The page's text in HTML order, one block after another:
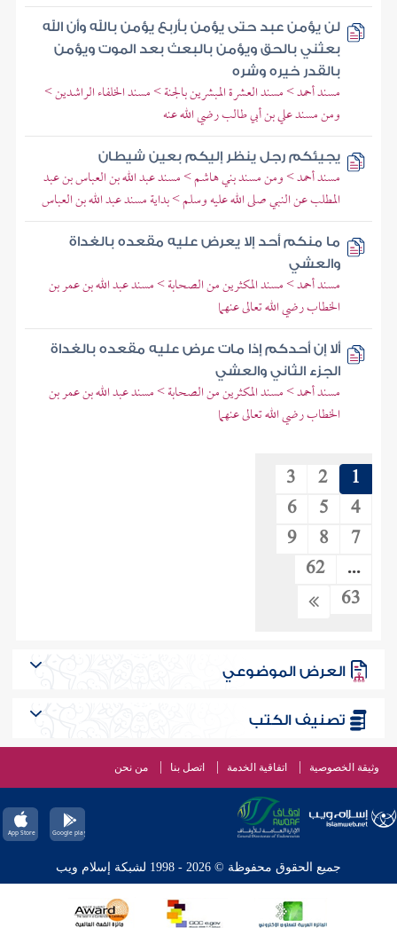
لن يؤمن عبد حتى يؤمن بأربع يؤمن بالله وأن الله
بعثني بالحق ويؤمن بالبعث بعد الموت ويؤمن
بالقدر خيره وشره
مسند أحمد > مسند العشرة المبشرين بالجنة > مسند الخلفاء الراشدين >
ومن مسند علي بن أبي طالب رضي الله عنه
يجيئكم رجل ينظر إليكم بعين شيطان
مسند أحمد > ومن مسند بني هاشم > مسند عبد الله بن العباس بن عبد
المطلب عن النبي صلى الله عليه وسلم > بداية مسند عبد الله بن العباس
ما منكم أحد إلا يعرض عليه مقعده بالغداة
والعشي
مسند أحمد > مسند المكثرين من الصحابة > مسند عبد الله بن عمر بن
الخطاب رضي الله تعالى عنهما
ألا إن أحدكم إذا مات عرض عليه مقعده بالغداة
الجزء الثاني والعشي
مسند أحمد > مسند المكثرين من الصحابة > مسند عبد الله بن عمر بن
الخطاب رضي الله تعالى عنهما
1
2
3
4
5
6
7
8
9
...
62
63
العرض الموضوعي
تصنيف الكتب
وثيقة الخصوصية اتفاقية الخدمة اتصل بنا من نحن
جميع الحقوق محفوظة © 2026 - 1998 لشبكة إسلام ويب